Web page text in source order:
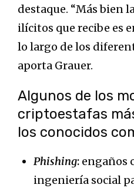
destaque. “Más bien
ilícitos que recibe es
lo largo de los
aporta Grauer.
Algunos de los
criptoestafas
los conocidos
Phishing: engaños
ingeniería social